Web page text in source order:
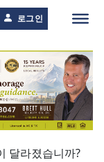
로그인
달라졌습니까?